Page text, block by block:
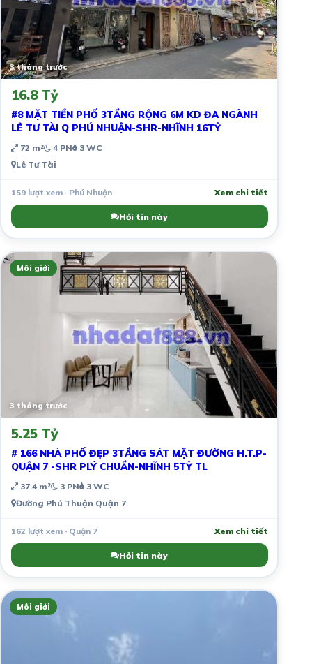
3 tháng trước
16.8 Tỷ
#8 MẶT TIỀN PHỐ 3TẦNG RỘNG 6M KD ĐA NGÀNH
LÊ TƯ TÀI Q PHÚ NHUẬN-SHR-NHĨNH 16TỶ
72 m² 4 PN 3 WC
Lê Tư Tài
159 lượt xem · Phú Nhuận Xem chi tiết
Hỏi tin này
Môi giới
3 tháng trước
5.25 Tỷ
# 166 NHÀ PHỐ ĐẸP 3TẦNG SÁT MẶT ĐƯỜNG H.T.P-
QUẬN 7 -SHR PLÝ CHUẦN-NHĨNH 5TỶ TL
37.4 m² 3 PN 3 WC
Đường Phú Thuận Quận 7
162 lượt xem · Quận 7 Xem chi tiết
Hỏi tin này
Môi giới